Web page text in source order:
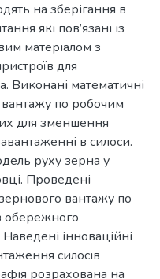
на зберігання в
які пов’язані із
матеріалом з
для
Виконані математичні
по робочим
для зменшення
в силоси.
руху зерна у
Проведені
вантажу по
обережного
інноваційні
силосів
розрахована на